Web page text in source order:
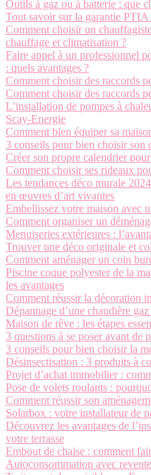
Outils à gaz ou à batterie : que
Tout savoir sur la garantie
Comment choisir un
chauffage et climatisation ?
Faire appel à un professionnel
: quels avantages ?
Comment choisir des raccords
Comment choisir des raccords
L’installation de pompes à
Scay-Energie
Comment bien équiper sa
3 conseils pour bien choisir son
Créer son propre calendrier
Comment choisir ses rideaux
Les tendances déco murale
en œuvres d’art vivantes
Embellissez votre maison avec
Comment organiser un
Menuiseries extérieures :
Trouver une déco originale et
Comment aménager un coin
Piscine coque polyester de la
les avantages
Comment réussir la décoration
Dépannage d’une chaudière
Maison de rêve : les étapes
3 questions à se poser avant de
3 conseils pour bien choisir la
Désinsectisation : 3 produits à
Projet d’achat immobilier :
Pose de volets roulants :
Comment réussir son
Solarbox : votre installateur de
Découvrez les avantages de
votre terrasse
Embout de chaise : comment
Autoconsommation avec